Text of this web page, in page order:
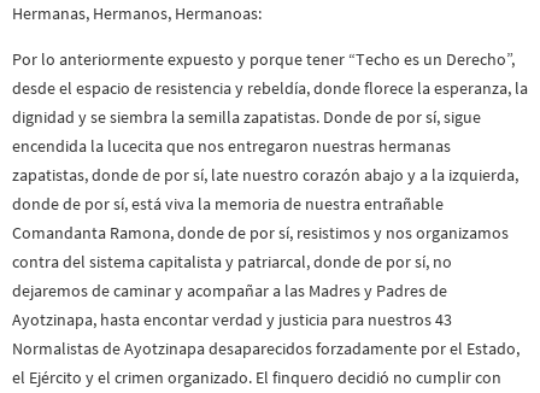
Hermanas, Hermanos, Hermanoas:
Por lo anteriormente expuesto y porque tener “Techo es un Derecho”,
desde el espacio de resistencia y rebeldía, donde florece la esperanza, la
dignidad y se siembra la semilla zapatistas. Donde de por sí, sigue
encendida la lucecita que nos entregaron nuestras hermanas
zapatistas, donde de por sí, late nuestro corazón abajo y a la izquierda,
donde de por sí, está viva la memoria de nuestra entrañable
Comandanta Ramona, donde de por sí, resistimos y nos organizamos
contra del sistema capitalista y patriarcal, donde de por sí, no
dejaremos de caminar y acompañar a las Madres y Padres de
Ayotzinapa, hasta encontar verdad y justicia para nuestros 43
Normalistas de Ayotzinapa desaparecidos forzadamente por el Estado,
el Ejército y el crimen organizado. El finquero decidió no cumplir con